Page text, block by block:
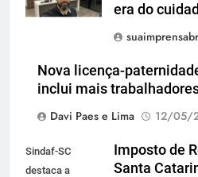
era do
suaimprensabr
Nova licença-
inclui mais
Davi Paes e Lima
12/05/
Sindaf-SC
destaca a
Imposto de
Santa